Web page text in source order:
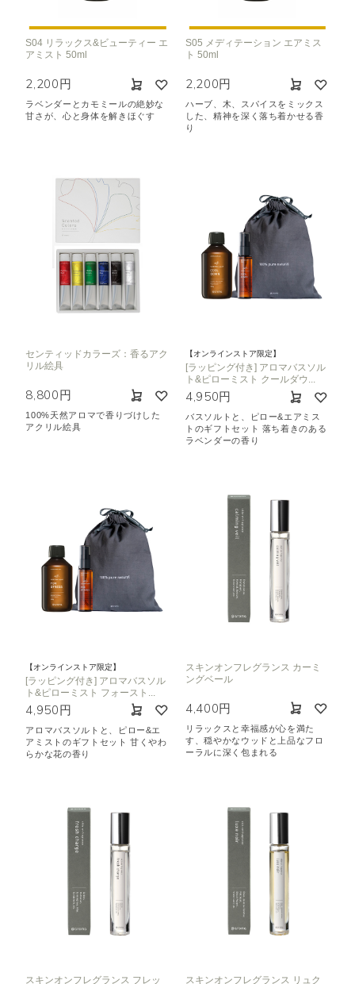
S04 リラックス&ビューティー エ
アミスト 50ml
2,200円
ラベンダーとカモミールの絶妙な
甘さが、心と身体を解きほぐす
S05 メディテーション エアミス
ト 50ml
2,200円
ハーブ、木、スパイスをミックス
した、精神を深く落ち着かせる香
り
センティッドカラーズ：香るアク
リル絵具
8,800円
100%天然アロマで香りづけした
アクリル絵具
【オンラインストア限定】
[ラッピング付き] アロマバスソル
ト&ピローミスト クールダウ...
4,950円
バスソルトと、ピロー&エアミス
トのギフトセット 落ち着きのある
ラベンダーの香り
【オンラインストア限定】
[ラッピング付き] アロマバスソル
ト&ピローミスト フォースト...
4,950円
アロマバスソルトと、ピロー&エ
アミストのギフトセット 甘くやわ
らかな花の香り
スキンオンフレグランス カーミ
ングベール
4,400円
リラックスと幸福感が心を満た
す、穏やかなウッドと上品なフロ
ーラルに深く包まれる
スキンオンフレグランス フレッ スキンオンフレグランス リュク